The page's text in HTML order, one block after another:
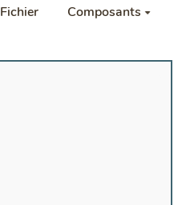
Fichier
Composants